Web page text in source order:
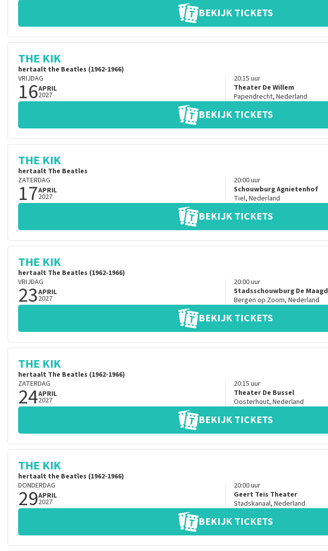
BEKIJK TICKETS
THE KIK
hertaalt the Beatles (1962-1966)
VRIJDAG
16APRIL
2027
20:15 uur
Theater De Willem
Papendrecht, Nederland
BEKIJK TICKETS
THE KIK
hertaalt The Beatles
ZATERDAG
17APRIL
2027
20:00uur
Schouwburg Agnietenhof
Tiel, Nederland
BEKIJK TICKETS
THE KIK
hertaalt The Beatles (1962-1966)
VRIJDAG
23APRIL
2027
20:00uur
Stadsschouwburg De Maagd
Bergen op Zoom, Nederland
BEKIJK TICKETS
THE KIK
hertaalt The Beatles (1962-1966)
ZATERDAG
24APRIL
2027
20:15 uur
Theater De Bussel
Oosterhout, Nederland
BEKIJK TICKETS
THE KIK
hertaalt the Beatles (1962-1966)
DONDERDAG
29APRIL
2027
20:00uur
Geert Teis Theater
Stadskanaal, Nederland
BEKIJK TICKETS